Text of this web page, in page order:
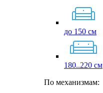
до 150 см
180..220 см
По механизмам: